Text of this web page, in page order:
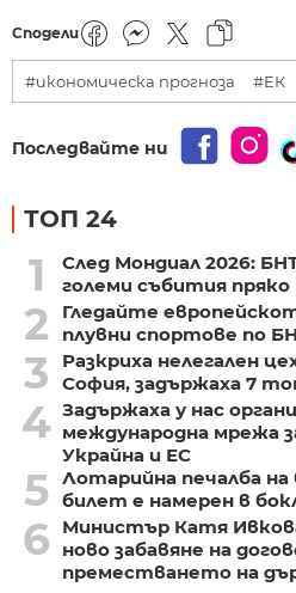
Сподели
#икономическа прогноза #ЕК
Последвайте ни
ТОП 24
1
След Мондиал 2026:
големи събития пряко
2
Гледайте
плувни спортове по
3
Разкриха нелегален
София, задържаха 7
4 Задържаха у нас
международна мрежа
Украйна и ЕС
5 Лотарийна печалба
билет е намерен в
6
Министър Катя
ново забавяне на
преместването на